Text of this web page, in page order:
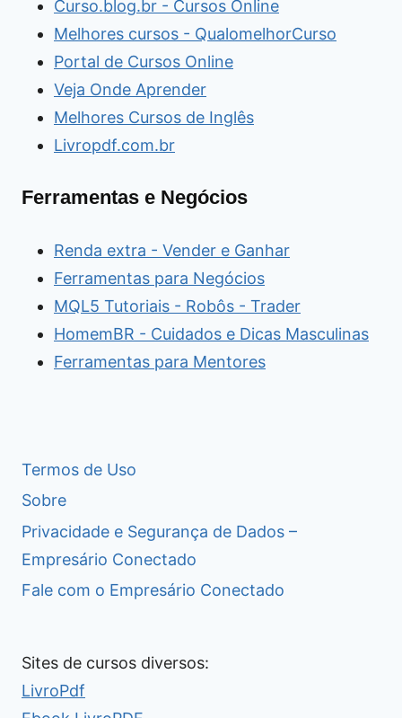
Curso.blog.br - Cursos Online
Melhores cursos - QualomelhorCurso
Portal de Cursos Online
Veja Onde Aprender
Melhores Cursos de Inglês
Livropdf.com.br
Ferramentas e Negócios
Renda extra - Vender e Ganhar
Ferramentas para Negócios
MQL5 Tutoriais - Robôs - Trader
HomemBR - Cuidados e Dicas Masculinas
Ferramentas para Mentores
Termos de Uso
Sobre
Privacidade e Segurança de Dados –
Empresário Conectado
Fale com o Empresário Conectado
Sites de cursos diversos:
LivroPdf